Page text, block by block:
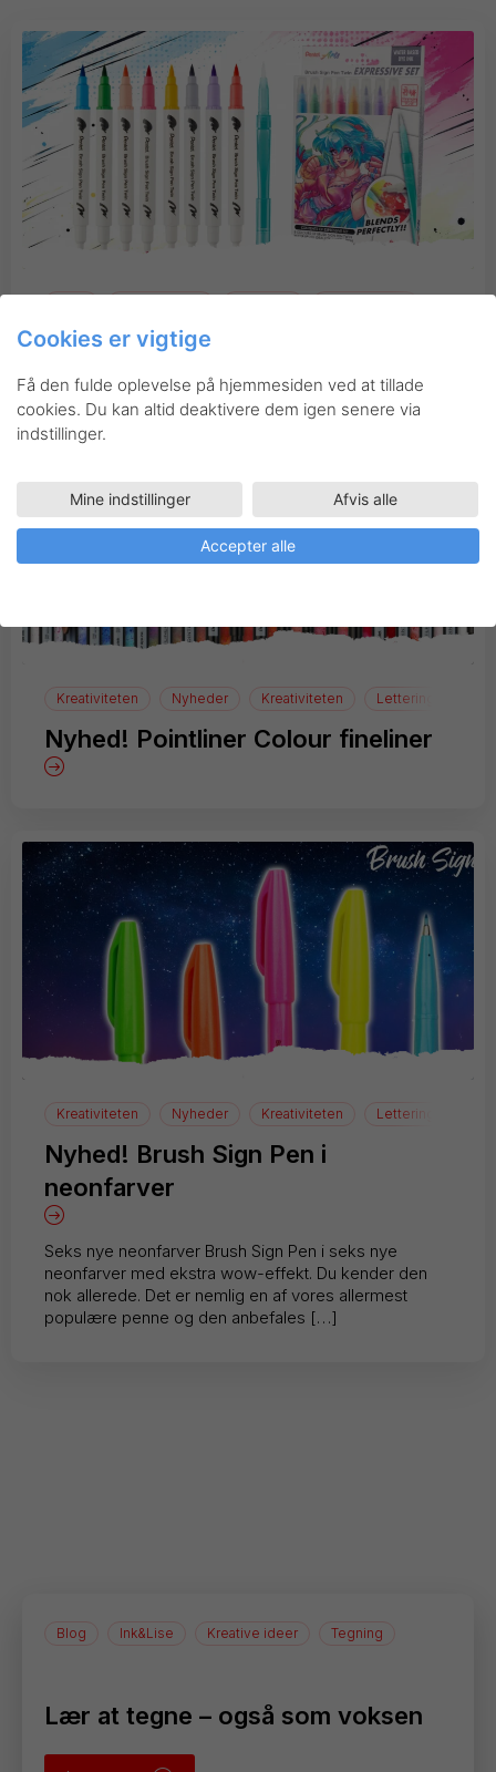
Tegn manga med Pentel
Kreativiteten Nyheder Kreativiteten Lettering
Nyhed! Pointliner Colour fineliner
Kreativiteten Nyheder Kreativiteten Lettering
Nyhed! Brush Sign Pen i
neonfarver
Seks nye neonfarver Brush Sign Pen i seks nye
neonfarver med ekstra wow-effekt. Du kender den
nok allerede. Det er nemlig en af vores allermest
populære penne og den anbefales […]
Blog Ink&Lise Kreative ideer Tegning
Lær at tegne – også som voksen
Cookies er vigtige
Få den fulde oplevelse på hjemmesiden ved at tillade
cookies. Du kan altid deaktivere dem igen senere via
indstillinger.
Mine indstillinger Afvis alle
Accepter alle